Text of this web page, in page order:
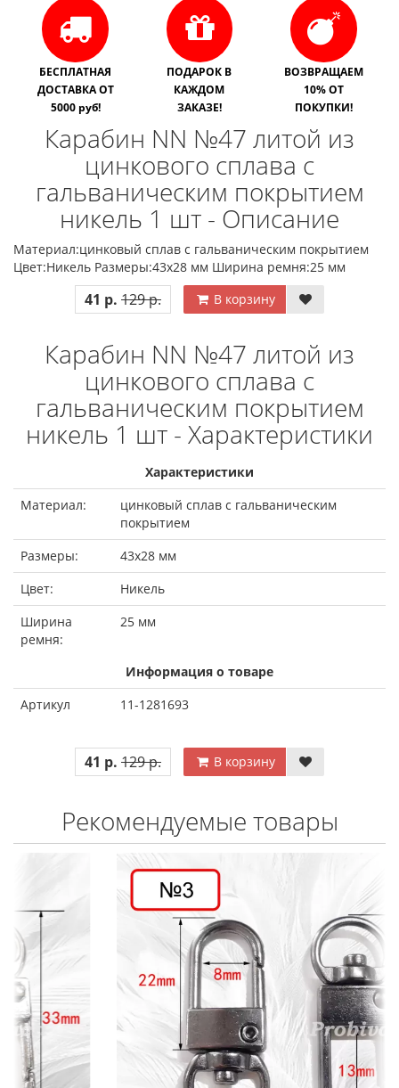
БЕСПЛАТНАЯ
ДОСТАВКА ОТ
5000 руб!
ПОДАРОК В
КАЖДОМ
ЗАКАЗЕ!
ВОЗВРАЩАЕМ
10% ОТ
ПОКУПКИ!
Карабин NN №47 литой из
цинкового сплава с
гальваническим покрытием
никель 1 шт - Описание
Материал:цинковый сплав с гальваническим покрытием
Цвет:Никель Размеры:43х28 мм Ширина ремня:25 мм
41 р. 129 р. В корзину
Карабин NN №47 литой из
цинкового сплава с
гальваническим покрытием
никель 1 шт - Характеристики
Характеристики
Материал:
цинковый сплав с гальваническим
покрытием
Размеры:
43х28 мм
Цвет:
Никель
Ширина
ремня:
25 мм
Информация о товаре
Артикул
11-1281693
41 р. 129 р. В корзину
Рекомендуемые товары